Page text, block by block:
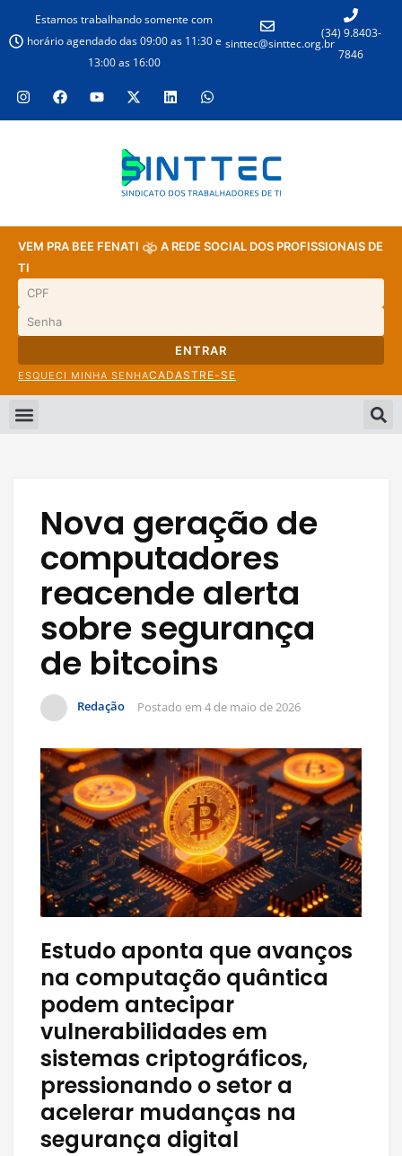
Estamos trabalhando somente com
horário agendado das 09:00 as 11:30 e
13:00 as 16:00
sinttec@sinttec.org.br
(34) 9.8403-
7846
VEM PRA BEE FENATI
A REDE SOCIAL DOS PROFISSIONAIS DE
TI
ENTRAR
ESQUECI MINHA SENHACADASTRE-SE
Nova geração de
computadores
reacende alerta
sobre segurança
de bitcoins
Redação Postado em 4 de maio de 2026
Estudo aponta que avanços
na computação quântica
podem antecipar
vulnerabilidades em
sistemas criptográficos,
pressionando o setor a
acelerar mudanças na
segurança digital